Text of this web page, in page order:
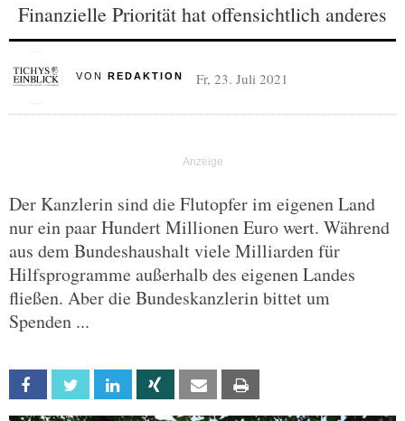
Finanzielle Priorität hat offensichtlich anderes
VON REDAKTION Fr, 23. Juli 2021
Der Kanzlerin sind die Flutopfer im eigenen Land
nur ein paar Hundert Millionen Euro wert. Während
aus dem Bundeshaushalt viele Milliarden für
Hilfsprogramme außerhalb des eigenen Landes
fließen. Aber die Bundeskanzlerin bittet um
Spenden ...
Facebook Twitter Linkedin Xing Email